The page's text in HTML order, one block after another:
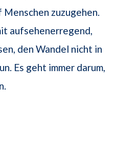
zuzugehen.
aufsehenerregend,
den Wandel nicht in
Es geht immer darum,